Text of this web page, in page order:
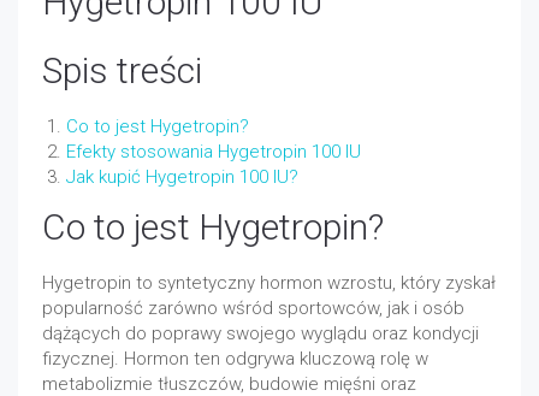
Spis treści
Co to jest Hygetropin?
Efekty stosowania Hygetropin 100 IU
Jak kupić Hygetropin 100 IU?
Co to jest Hygetropin?
Hygetropin to syntetyczny hormon wzrostu, który zyskał
popularność zarówno wśród sportowców, jak i osób
dążących do poprawy swojego wyglądu oraz kondycji
fizycznej. Hormon ten odgrywa kluczową rolę w
metabolizmie tłuszczów, budowie mięśni oraz